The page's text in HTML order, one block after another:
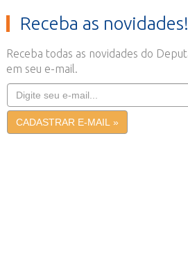
Receba as novidades!
Receba todas as novidades do
em seu e-mail.